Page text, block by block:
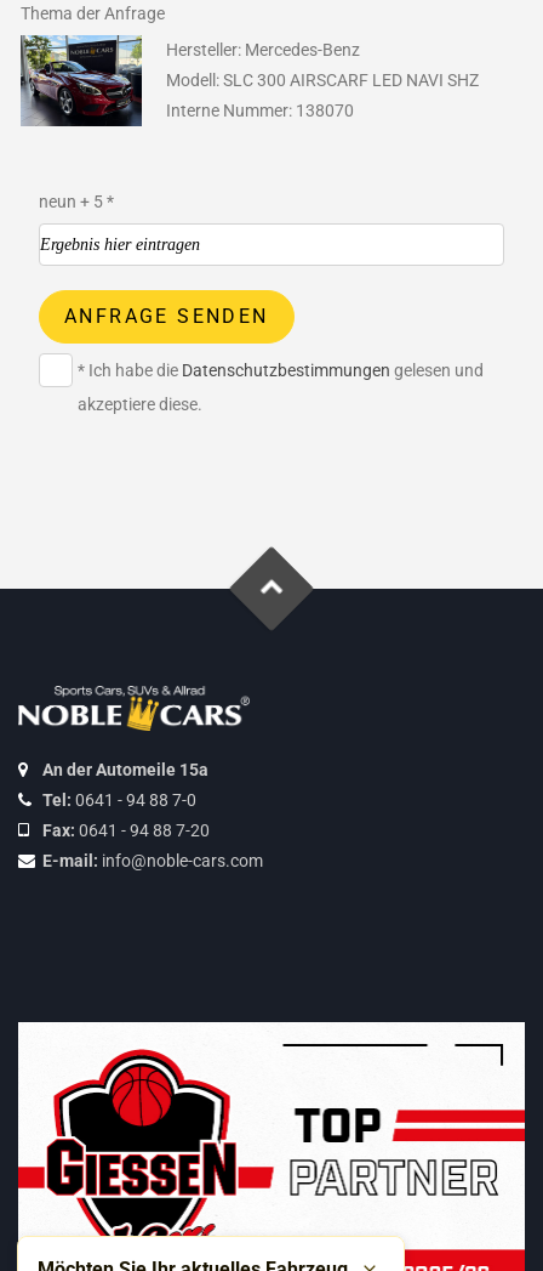
Thema der Anfrage
Hersteller: Mercedes-Benz
Modell: SLC 300 AIRSCARF LED NAVI SHZ
Interne Nummer: 138070
neun + 5 *
ANFRAGE SENDEN
* Ich habe die Datenschutzbestimmungen gelesen und
akzeptiere diese.
An der Automeile 15a
Tel: 0641 - 94 88 7-0
Fax: 0641 - 94 88 7-20
E-mail: info@noble-cars.com